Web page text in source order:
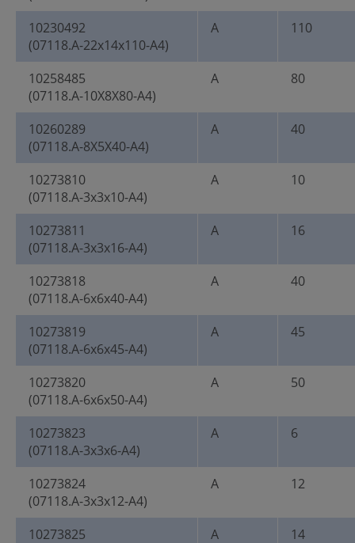
10230492
(07118.A-22x14x110-A4)
A 110
10258485
(07118.A-10X8X80-A4)
A 80
10260289
(07118.A-8X5X40-A4)
A 40
10273810
(07118.A-3x3x10-A4)
A 10
10273811
(07118.A-3x3x16-A4)
A 16
10273818
(07118.A-6x6x40-A4)
A 40
10273819
(07118.A-6x6x45-A4)
A 45
10273820
(07118.A-6x6x50-A4)
A 50
10273823
(07118.A-3x3x6-A4)
A 6
10273824
(07118.A-3x3x12-A4)
A 12
10273825
A 14